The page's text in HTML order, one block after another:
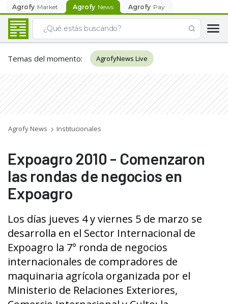
Agrofy Market Agrofy News Agrofy Pay
Temas del momento: AgrofyNews Live
Agrofy News Institucionales
Expoagro 2010 - Comenzaron
las rondas de negocios en
Expoagro
Los días jueves 4 y viernes 5 de marzo se
desarrolla en el Sector Internacional de
Expoagro la 7° ronda de negocios
internacionales de compradores de
maquinaria agrícola organizada por el
Ministerio de Relaciones Exteriores,